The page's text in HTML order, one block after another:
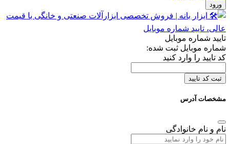
ورود
تایید شماره موبایل
شماره موبایل ثبت شده:
کد تایید را وارد کنید
ثبت کد تایید
مشخصات آدرس
نام و نام خانوادگی